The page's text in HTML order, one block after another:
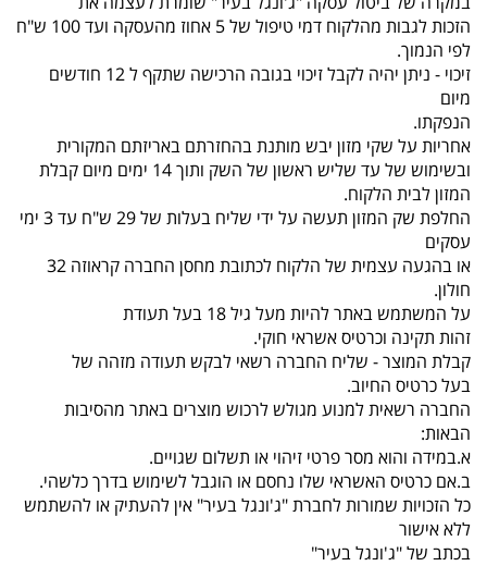
הזכות לגבות מהלקוח דמי טיפול של 5 אחוז מהעסקה ועד 100 ש"ח
לפי הנמוך.
זיכוי - ניתן יהיה לקבל זיכוי בגובה הרכישה שתקף ל 12 חודשים
מיום
הנפקתו.
אחריות על שקי מזון יבש מותנת בהחזרתם באריזתם המקורית
ובשימוש של עד שליש ראשון של השק ותוך 14 ימים מיום קבלת
המזון לבית הלקוח.
החלפת שק המזון תעשה על ידי שליח בעלות של 29 ש"ח עד 3 ימי
עסקים
או בהגעה עצמית של הלקוח לכתובת מחסן החברה קראוזה 32
חולון.
על המשתמש באתר להיות מעל גיל 18 בעל תעודת
זהות תקינה וכרטיס אשראי חוקי.
קבלת המוצר - שליח החברה רשאי לבקש תעודה מזהה של
בעל כרטיס החיוב.
החברה רשאית למנוע מגולש לרכוש מוצרים באתר מהסיבות
הבאות:
א.במידה והוא מסר פרטי זיהוי או תשלום שגויים.
ב.אם כרטיס האשראי שלו נחסם או הוגבל לשימוש בדרך כלשהי.
כל הזכויות שמורות לחברת "ג'ונגל בעיר" אין להעתיק או להשתמש
ללא אישור
בכתב של "ג'ונגל בעיר"